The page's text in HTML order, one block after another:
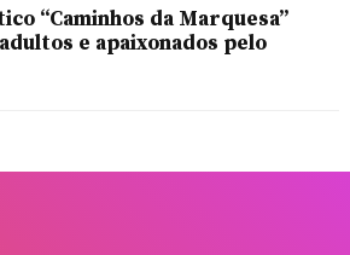
“Caminhos da Marquesa”
e apaixonados pelo